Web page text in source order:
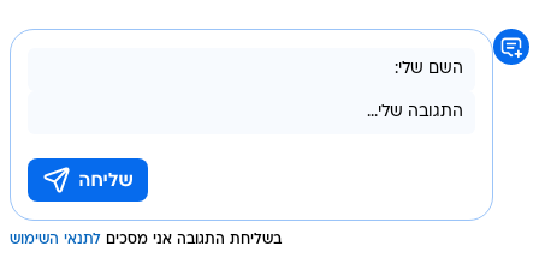
בשליחת התגובה אני מסכים לתנאי השימוש